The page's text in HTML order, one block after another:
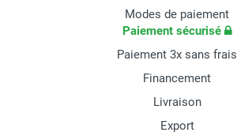
Modes de paiement
Paiement sécurisé
Paiement 3x sans frais
Financement
Livraison
Export